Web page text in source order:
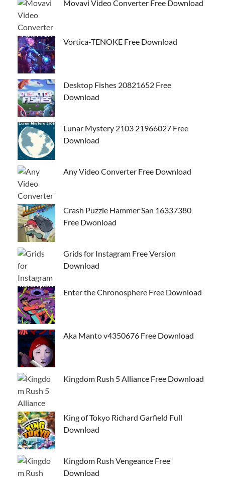
Movavi Video Converter Free Download
Vortica-TENOKE Free Download
Desktop Fishes 20821652 Free
Download
Lunar Mystery 2103 21966027 Free
Download
Any Video Converter Free Download
Crash Puzzle Hammer San 16337380
Free Dwonload
Grids for Instagram Free Version
Download
Enter the Chronosphere Free Download
Aka Manto v4350676 Free Download
Kingdom Rush 5 Alliance Free Download
King of Tokyo Richard Garfield Full
Download
Kingdom Rush Vengeance Free
Download